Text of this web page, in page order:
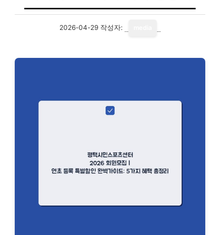
2026-04-29 작성자: